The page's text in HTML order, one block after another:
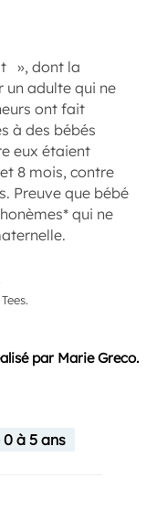
t », dont la
un adulte qui ne
ont fait
à des bébés
eux étaient
8 mois, contre
Preuve que bébé
qui ne
par Marie Greco.
0 à 5 ans